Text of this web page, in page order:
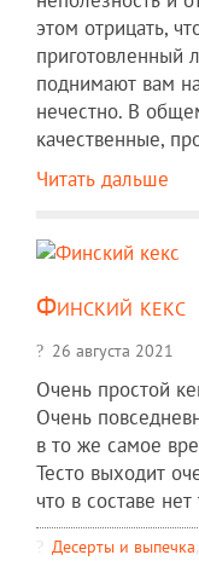
этом отрицать,
приготовленный
поднимают вам
нечестно. В
качественные,
Читать дальше
Финский кекс
26 августа 2021
Очень простой
Очень
в то же самое
Тесто выходит
что в составе нет
Десерты и выпечка,